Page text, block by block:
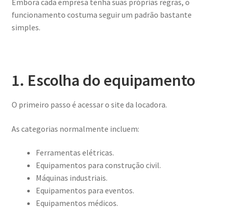
funcionamento costuma seguir um padrão bastante
simples.
1. Escolha do equipamento
O primeiro passo é acessar o site da locadora.
As categorias normalmente incluem:
Ferramentas elétricas.
Equipamentos para construção civil.
Máquinas industriais.
Equipamentos para eventos.
Equipamentos médicos.